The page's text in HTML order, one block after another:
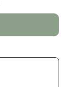
product